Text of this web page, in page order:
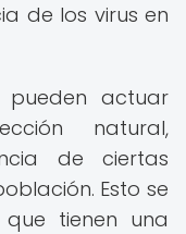
de los virus en
pueden actuar
natural,
de ciertas
Esto se
tienen una